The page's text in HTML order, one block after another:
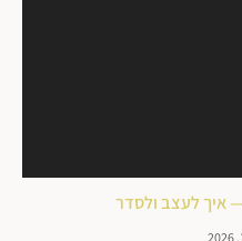
איך לעצב ולסדר